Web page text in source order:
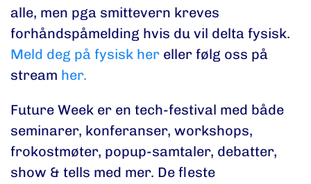
alle, men pga smittevern kreves
forhåndspåmelding hvis du vil delta fysisk.
Meld deg på fysisk her eller følg oss på
stream her.
Future Week er en tech-festival med både
seminarer, konferanser, workshops,
frokostmøter, popup-samtaler, debatter,
show & tells med mer. De fleste